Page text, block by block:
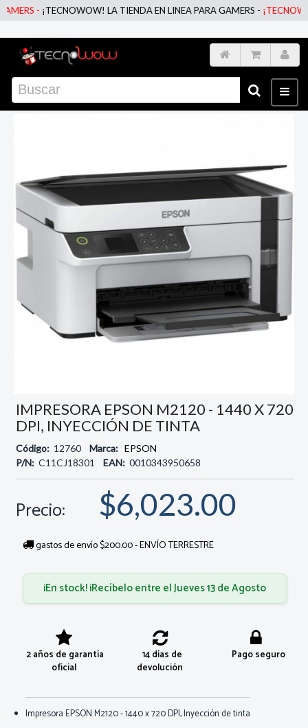
-¡TECNOWOW! LA TIENDA EN LINEA PARA GAMERS -¡TECNOWOW!
IMPRESORA EPSON M2120 - 1440 X 720
DPI, INYECCIÓN DE TINTA
Código: 12760 Marca: EPSON
P/N: C11CJ18301 EAN: 0010343950658
Precio: $6,023.00
gastos de envío $200.00 - ENVÍO TERRESTRE
¡En stock! ¡Recíbelo entre el Jueves 13 de Agosto
2 años de garantía
oficial
14 días de
devolución
Pago seguro
Impresora EPSON M2120 - 1440 x 720 DPI, Inyección de tinta